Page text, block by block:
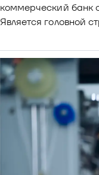
коммерческий банк
Является головной